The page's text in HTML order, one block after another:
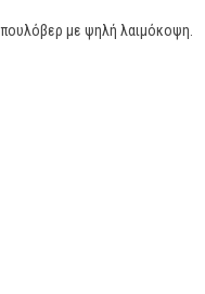
πουλόβερ με ψηλή λαιμόκοψη.